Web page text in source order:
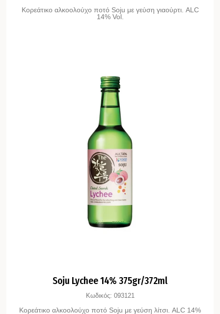
Κορεάτικο αλκοολούχο ποτό Soju με γεύση γιαούρτι. ALC
14% Vol.
Soju Lychee 14% 375gr/372ml
Κωδικός: 093121
Κορεάτικο αλκοολούχο ποτό Soju με γεύση λίτσι. ALC 14%